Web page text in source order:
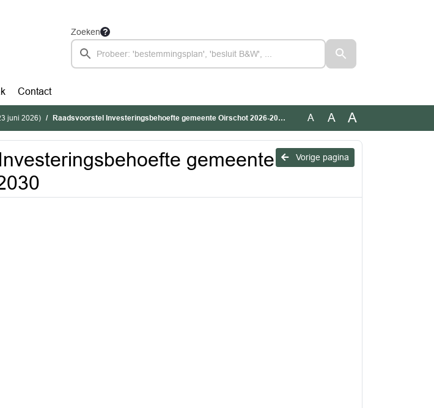
Zoeken
Contact
juni 2026) Raadsvoorstel Investeringsbehoefte gemeente Oirschot 2026-2030 A A A
Vorige pagina
gemeente